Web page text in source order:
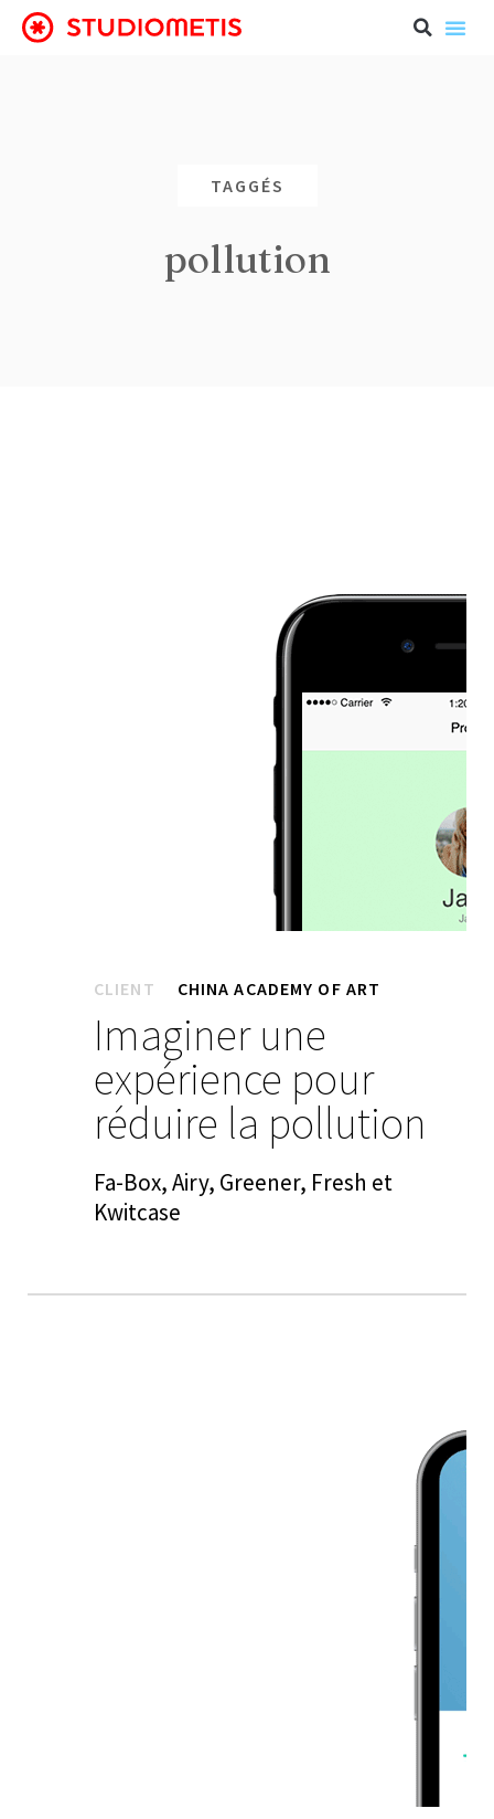
TAGGÉS
pollution
CLIENT CHINA ACADEMY OF ART
Imaginer une
expérience pour
réduire la pollution
Fa-Box, Airy, Greener, Fresh et
Kwitcase